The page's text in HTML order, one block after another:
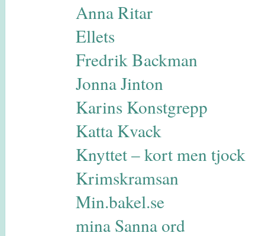
Anna Ritar
Ellets
Fredrik Backman
Jonna Jinton
Karins Konstgrepp
Katta Kvack
Knyttet – kort men tjock
Krimskramsan
Min.bakel.se
mina Sanna ord